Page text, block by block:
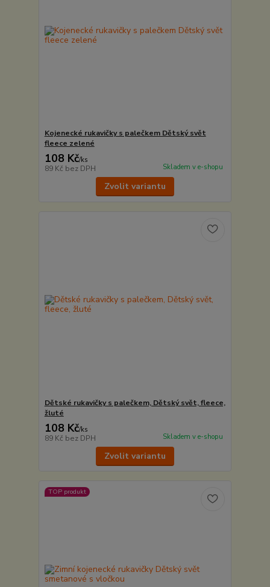
Kojenecké rukavičky s palečkem Dětský svět
fleece zelené
108 Kč/ks
89 Kč bez DPH Skladem v e-shopu
Zvolit variantu
Dětské rukavičky s palečkem, Dětský svět, fleece,
žluté
108 Kč/ks
89 Kč bez DPH Skladem v e-shopu
Zvolit variantu
TOP produkt